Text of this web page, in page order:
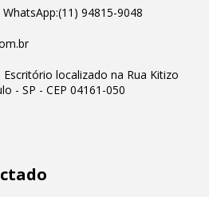
94815-9048
localizado na Rua Kitizo
- SP - CEP 04161-050